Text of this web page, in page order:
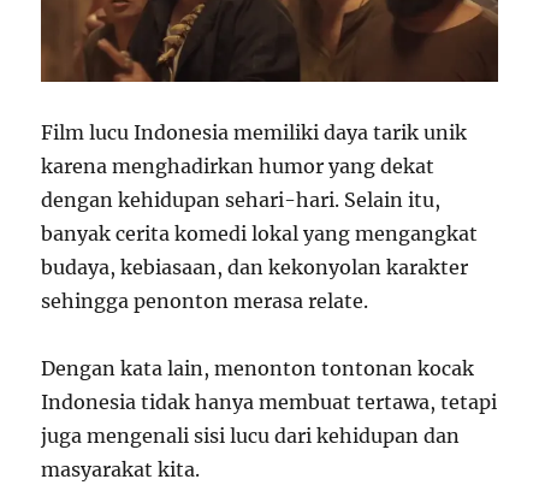
Film lucu Indonesia memiliki daya tarik unik
karena menghadirkan humor yang dekat
dengan kehidupan sehari-hari. Selain itu,
banyak cerita komedi lokal yang mengangkat
budaya, kebiasaan, dan kekonyolan karakter
sehingga penonton merasa relate.
Dengan kata lain, menonton tontonan kocak
Indonesia tidak hanya membuat tertawa, tetapi
juga mengenali sisi lucu dari kehidupan dan
masyarakat kita.